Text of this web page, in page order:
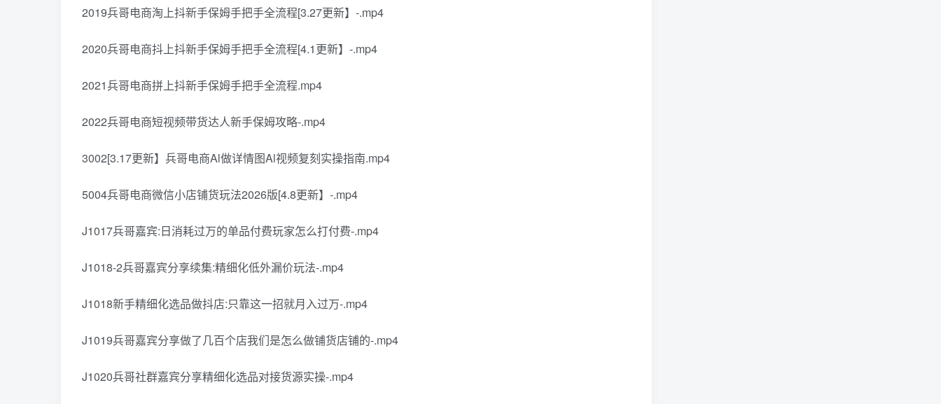
2019兵哥电商淘上抖新手保姆手把手全流程[3.27更新】-.mp4
2020兵哥电商抖上抖新手保姆手把手全流程[4.1更新】-.mp4
2021兵哥电商拼上抖新手保姆手把手全流程.mp4
2022兵哥电商短视频带货达人新手保姆攻略-.mp4
3002[3.17更新】兵哥电商Al做详情图Al视频复刻实操指南.mp4
5004兵哥电商微信小店铺货玩法2026版[4.8更新】-.mp4
J1017兵哥嘉宾:日消耗过万的单品付费玩家怎么打付费-.mp4
J1018-2兵哥嘉宾分享续集:精细化低外漏价玩法-.mp4
J1018新手精细化选品做抖店:只靠这一招就月入过万-.mp4
J1019兵哥嘉宾分享做了几百个店我们是怎么做铺货店铺的-.mp4
J1020兵哥社群嘉宾分享精细化选品对接货源实操-.mp4